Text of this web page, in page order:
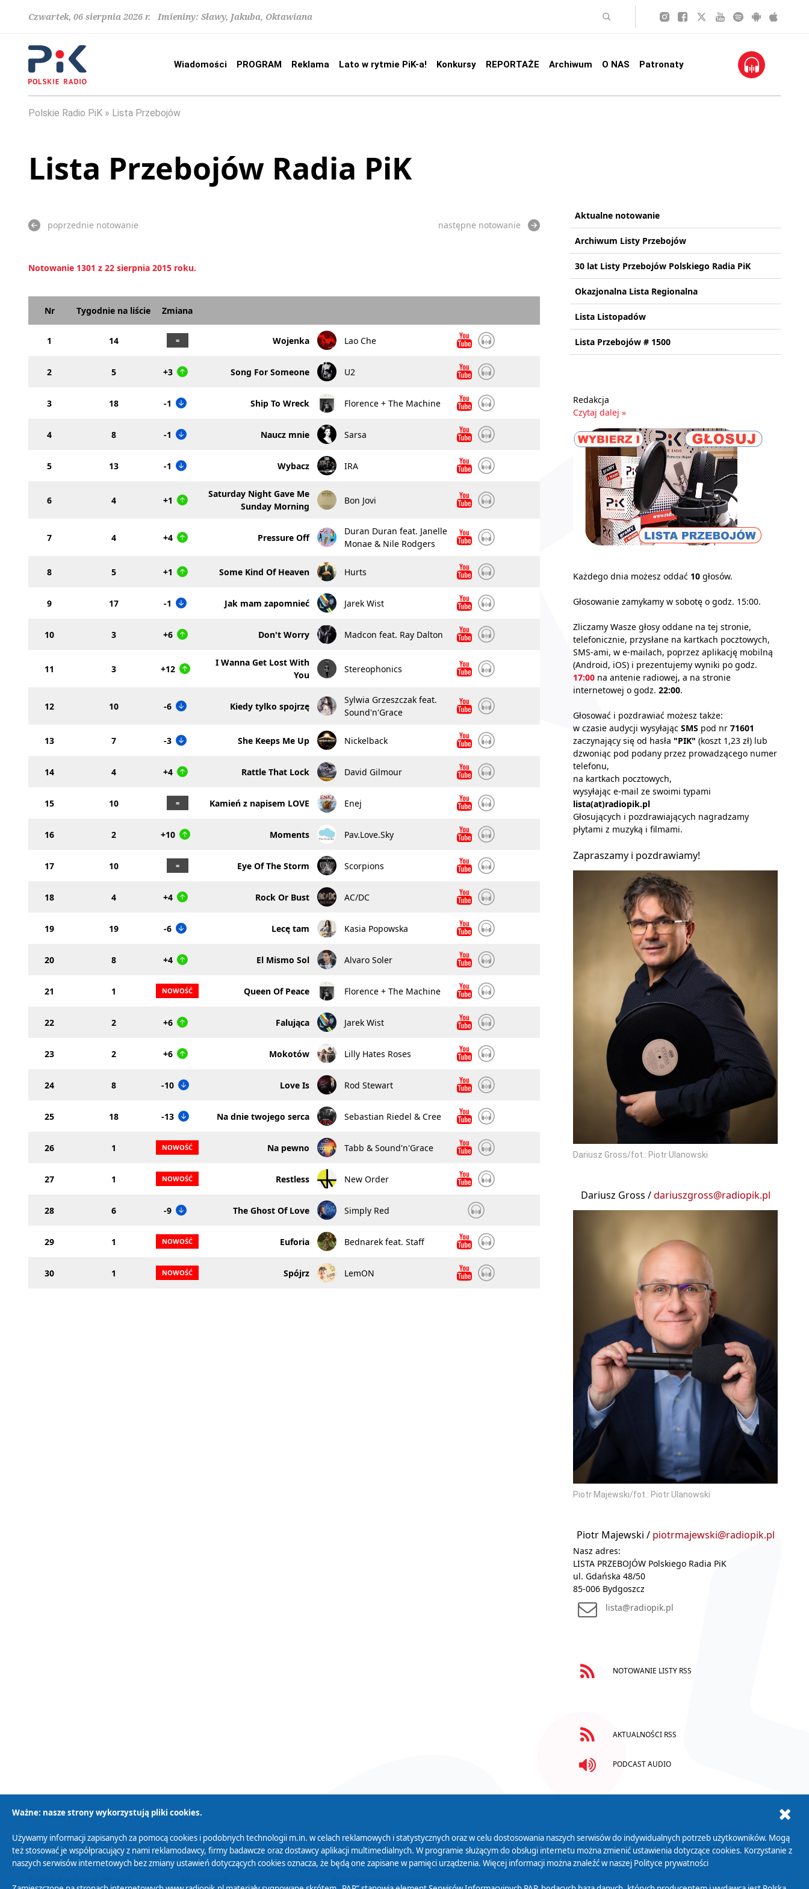
Czwartek, 06 sierpnia 2026 r. Imieniny: Sławy, Jakuba, Oktawiana
Wiadomości PROGRAM Reklama Lato w rytmie PiK-a! Konkursy REPORTAŻE Archiwum O NAS Patronaty
Polskie Radio PiK Lista Przebojów
Lista Przebojów Radia PiK
poprzednie notowanie następne notowanie
Notowanie 1301 z 22 sierpnia 2015 roku.
Nr Tygodnie na liście Zmiana
1 14 Wojenka Lao Che
2 5 +3 Song For Someone U2
3 18 -1 Ship To Wreck Florence + The Machine
4 8 -1 Naucz mnie Sarsa
5 13 -1 Wybacz IRA
6 4 +1
Saturday Night Gave Me
Sunday Morning
Bon Jovi
7 4 +4 Pressure Off
Duran Duran feat. Janelle
Monae & Nile Rodgers
8 5 +1 Some Kind Of Heaven Hurts
9 17 -1 Jak mam zapomnieć Jarek Wist
10 3 +6 Don't Worry Madcon feat. Ray Dalton
11 3 +12
I Wanna Get Lost With
You
Stereophonics
12 10 -6 Kiedy tylko spojrzę
Sylwia Grzeszczak feat.
Sound'n'Grace
13 7 -3 She Keeps Me Up Nickelback
14 4 +4 Rattle That Lock David Gilmour
15 10 Kamień z napisem LOVE Enej
16 2 +10 Moments Pav.Love.Sky
17 10 Eye Of The Storm Scorpions
18 4 +4 Rock Or Bust AC/DC
19 19 -6 Lecę tam Kasia Popowska
20 8 +4 El Mismo Sol Alvaro Soler
21 1 Queen Of Peace Florence + The Machine
22 2 +6 Falująca Jarek Wist
23 2 +6 Mokotów Lilly Hates Roses
24 8 -10 Love Is Rod Stewart
25 18 -13 Na dnie twojego serca Sebastian Riedel & Cree
26 1 Na pewno Tabb & Sound'n'Grace
27 1 Restless New Order
28 6 -9 The Ghost Of Love Simply Red
29 1 Euforia Bednarek feat. Staff
30 1 Spójrz LemON
Aktualne notowanie
Archiwum Listy Przebojów
30 lat Listy Przebojów Polskiego Radia PiK
Okazjonalna Lista Regionalna
Lista Listopadów
Lista Przebojów # 1500
Redakcja
Czytaj dalej »
Każdego dnia możesz oddać 10 głosów.
Głosowanie zamykamy w sobotę o godz. 15:00.
Zliczamy Wasze głosy oddane na tej stronie,
telefonicznie, przysłane na kartkach pocztowych,
SMS-ami, w e-mailach, poprzez aplikację mobilną
(Android, iOS) i prezentujemy wyniki po godz.
17:00 na antenie radiowej, a na stronie
internetowej o godz. 22:00.
Głosować i pozdrawiać możesz także:
w czasie audycji wysyłając SMS pod nr 71601
zaczynający się od hasła "PIK" (koszt 1,23 zł) lub
dzwoniąc pod podany przez prowadzącego numer
telefonu,
na kartkach pocztowych,
wysyłając e-mail ze swoimi typami
lista(at)radiopik.pl
Głosujących i pozdrawiających nagradzamy
płytami z muzyką i filmami.
Zapraszamy i pozdrawiamy!
Dariusz Gross/fot.: Piotr Ulanowski
Dariusz Gross /dariuszgross@radiopik.pl
Piotr Majewski/fot.: Piotr Ulanowski
Piotr Majewski / piotrmajewski@radiopik.pl
Nasz adres:
LISTA PRZEBOJÓW Polskiego Radia PiK
ul. Gdańska 48/50
85-006 Bydgoszcz
lista@radiopik.pl
NOTOWANIE LISTY RSS
AKTUALNOŚCI RSS
PODCAST AUDIO
Polityka Prywatności Zasady korzystania z Serwisu
Organizacje Pożytku
Publicznego
Cyfryzacja DAB+
Biuletyn Informacji
Publicznej
Ważne: nasze strony wykorzystują pliki cookies.
Używamy informacji zapisanych za pomocą cookies i podobnych technologii m.in. w celach reklamowych i statystycznych oraz w celu dostosowania naszych serwisów do indywidualnych potrzeb użytkowników. Mogą
też stosować je współpracujący z nami reklamodawcy, firmy badawcze oraz dostawcy aplikacji multimedialnych. W programie służącym do obsługi internetu można zmienić ustawienia dotyczące cookies. Korzystanie z
naszych serwisów internetowych bez zmiany ustawień dotyczących cookies oznacza, że będą one zapisane w pamięci urządzenia. Więcej informacji można znaleźć w naszej Polityce prywatności